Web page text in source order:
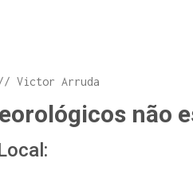
Victor Arruda
não